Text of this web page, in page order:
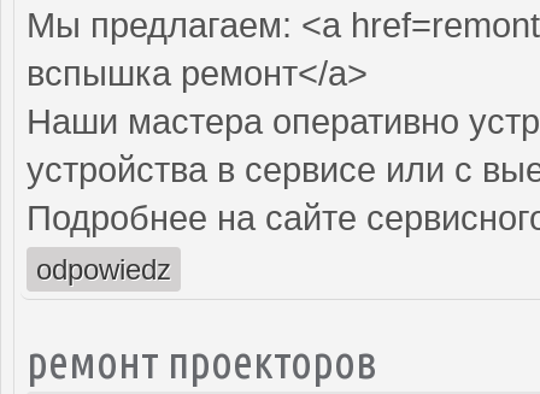
Мы предлагаем: <a
вспышка ремонт</a>
Наши мастера оперативно
устройства в сервисе или с
Подробнее на сайте
odpowiedz
ремонт проекторов